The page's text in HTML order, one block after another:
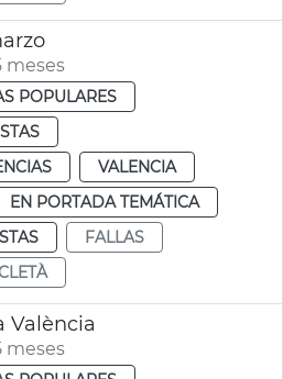
meses
POPULARES
VALENCIA
EN PORTADA TEMÁTICA
FALLAS
València
meses